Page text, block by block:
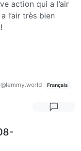
action qui a l’air
l’air très bien
@lemmy.world Français